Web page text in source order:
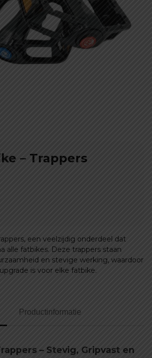
– Trappers
een veelzijdig onderdeel dat
alle fatbikes. Deze trappers staan
en stevige werking, waardoor
is voor elke fatbike.
Productinformatie
– Stevig, Gripvast en